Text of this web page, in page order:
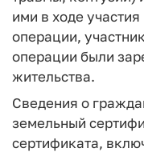
ими в ходе
операции,
операции были
жительства.
Сведения о
земельный
сертификата,